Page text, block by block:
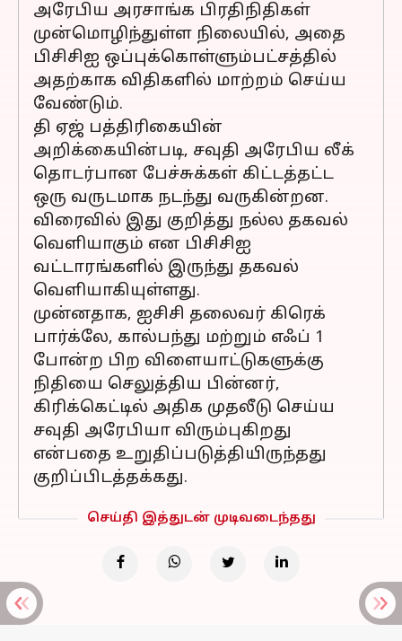
அரேபிய அரசாங்க பிரதிநிதிகள்
முன்மொழிந்துள்ள நிலையில், அதை
பிசிசிஐ ஒப்புக்கொள்ளும்பட்சத்தில்
அதற்காக விதிகளில் மாற்றம் செய்ய
வேண்டும்.
தி ஏஜ் பத்திரிகையின்
அறிக்கையின்படி, சவுதி அரேபிய லீக்
தொடர்பான பேச்சுக்கள் கிட்டத்தட்ட
ஒரு வருடமாக நடந்து வருகின்றன.
விரைவில் இது குறித்து நல்ல தகவல்
வெளியாகும் என பிசிசிஐ
வட்டாரங்களில் இருந்து தகவல்
வெளியாகியுள்ளது.
முன்னதாக, ஐசிசி தலைவர் கிரெக்
பார்க்லே, கால்பந்து மற்றும் எஃப் 1
போன்ற பிற விளையாட்டுகளுக்கு
நிதியை செலுத்திய பின்னர்,
கிரிக்கெட்டில் அதிக முதலீடு செய்ய
சவுதி அரேபியா விரும்புகிறது
என்பதை உறுதிப்படுத்தியிருந்தது
குறிப்பிடத்தக்கது.
செய்தி இத்துடன் முடிவடைந்தது